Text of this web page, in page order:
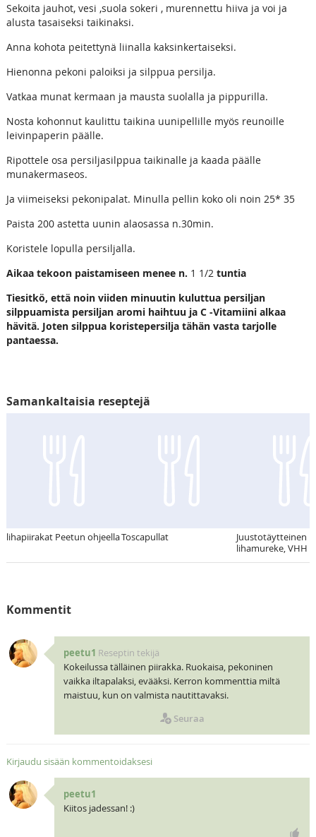
Sekoita jauhot, vesi ,suola sokeri , murennettu hiiva ja voi ja
alusta tasaiseksi taikinaksi.
Anna kohota peitettynä liinalla kaksinkertaiseksi.
Hienonna pekoni paloiksi ja silppua persilja.
Vatkaa munat kermaan ja mausta suolalla ja pippurilla.
Nosta kohonnut kaulittu taikina uunipellille myös reunoille
leivinpaperin päälle.
Ripottele osa persiljasilppua taikinalle ja kaada päälle
munakermaseos.
Ja viimeiseksi pekonipalat. Minulla pellin koko oli noin 25* 35
Paista 200 astetta uunin alaosassa n.30min.
Koristele lopulla persiljalla.
Aikaa tekoon paistamiseen menee n. 1 1/2 tuntia
Tiesitkö, että noin viiden minuutin kuluttua persiljan
silppuamista persiljan aromi haihtuu ja C -Vitamiini alkaa
hävitä. Joten silppua koristepersilja tähän vasta tarjolle
pantaessa.
Samankaltaisia reseptejä
lihapiirakat Peetun ohjeellaToscapullat
Juustotäytteinen
lihamureke, VHH
Kommentit
peetu1 Reseptin tekijä
Kokeilussa tälläinen piirakka. Ruokaisa, pekoninen
vaikka iltapalaksi, evääksi. Kerron kommenttia miltä
maistuu, kun on valmista nautittavaksi.
Seuraa
Kirjaudu sisään kommentoidaksesi
peetu1
Kiitos jadessan! :)